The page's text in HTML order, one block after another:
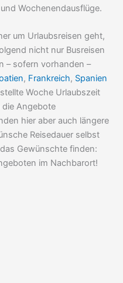
Wochenendausflüge.
um Urlaubsreisen geht,
nicht nur Busreisen
– sofern vorhanden –
, Frankreich, Spanien
Woche Urlaubszeit
die Angebote
hier aber auch längere
Reisedauer selbst
Gewünschte finden:
im Nachbarort!